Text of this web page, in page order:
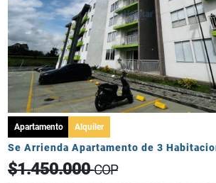
Apartamento Alquiler
$1.450.000COP